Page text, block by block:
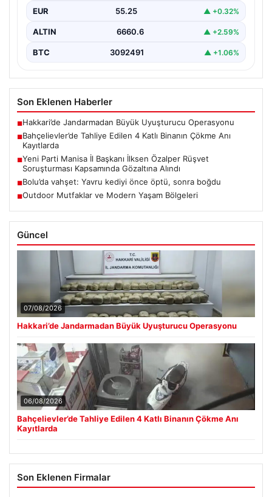
EUR 55.25 ▲ +0.32%
ALTIN 6660.6 ▲ +2.59%
BTC 3092491 ▲ +1.06%
Son Eklenen Haberler
■Hakkari’de Jandarmadan Büyük Uyuşturucu Operasyonu
■Bahçelievler’de Tahliye Edilen 4 Katlı Binanın Çökme Anı
Kayıtlarda
■Yeni Parti Manisa İl Başkanı İlksen Özalper Rüşvet
Soruşturması Kapsamında Gözaltına Alındı
■Bolu’da vahşet: Yavru kediyi önce öptü, sonra boğdu
■Outdoor Mutfaklar ve Modern Yaşam Bölgeleri
Güncel
07/08/2026
Hakkari’de Jandarmadan Büyük Uyuşturucu Operasyonu
06/08/2026
Bahçelievler’de Tahliye Edilen 4 Katlı Binanın Çökme Anı
Kayıtlarda
Son Eklenen Firmalar